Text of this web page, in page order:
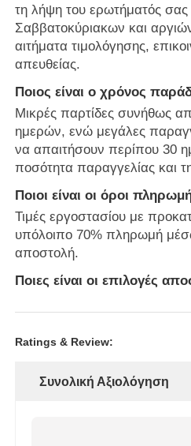
τη λήψη του ερωτήματός σας
Σαββατοκύριακων και
αιτήματα τιμολόγησης,
απευθείας.
Ποιος είναι ο χρόνος
Μικρές παρτίδες συνήθως
ημερών, ενώ μεγάλες
να απαιτήσουν περίπου 30
ποσότητα παραγγελίας και
Ποιοι είναι οι όροι
Τιμές εργοστασίου με
υπόλοιπο 70% πληρωμή
αποστολή.
Ποιες είναι οι επιλογές
Ratings & Review:
Συνολική Αξιολόγηση